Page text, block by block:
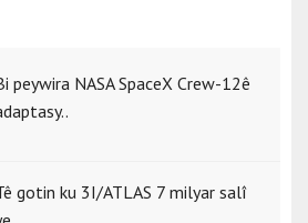
peywira NASA SpaceX Crew-12ê
gotin ku 3I/ATLAS 7 milyar salî